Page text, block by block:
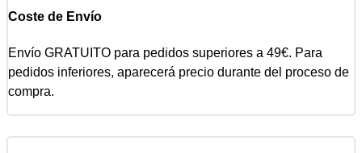
Coste de Envío
Envío GRATUITO para pedidos superiores a 49€. Para
pedidos inferiores, aparecerá precio durante del proceso de
compra.